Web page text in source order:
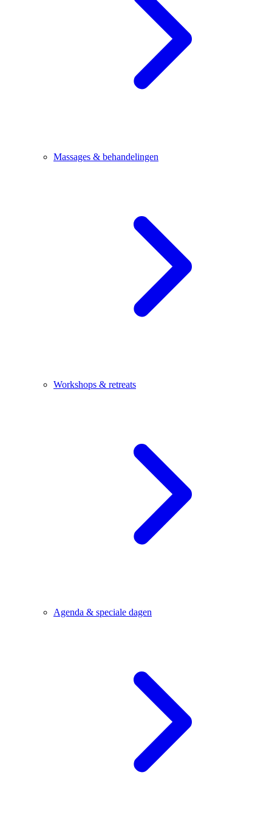
Massages & behandelingen
Workshops & retreats
Agenda & speciale dagen